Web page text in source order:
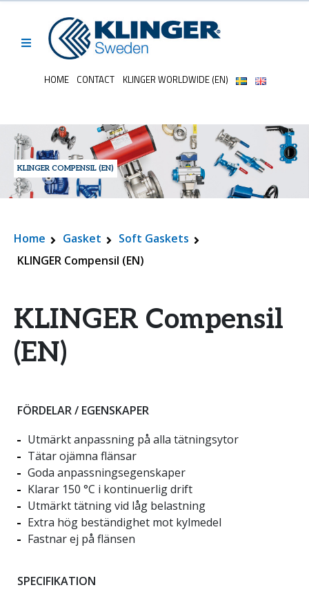
HOME CONTACT KLINGER WORLDWIDE (EN)
KLINGER COMPENSIL (EN)
Home Gasket
Soft Gaskets
KLINGER Compensil (EN)
KLINGER Compensil
(EN)
FÖRDELAR / EGENSKAPER
Utmärkt anpassning på alla tätningsytor
Tätar ojämna flänsar
Goda anpassningsegenskaper
Klarar 150 °C i kontinuerlig drift
Utmärkt tätning vid låg belastning
Extra hög beständighet mot kylmedel
Fastnar ej på flänsen
SPECIFIKATION